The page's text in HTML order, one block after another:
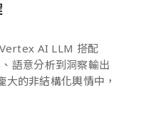
AI LLM 搭配
語意分析到洞察輸出
的非結構化輿情中，